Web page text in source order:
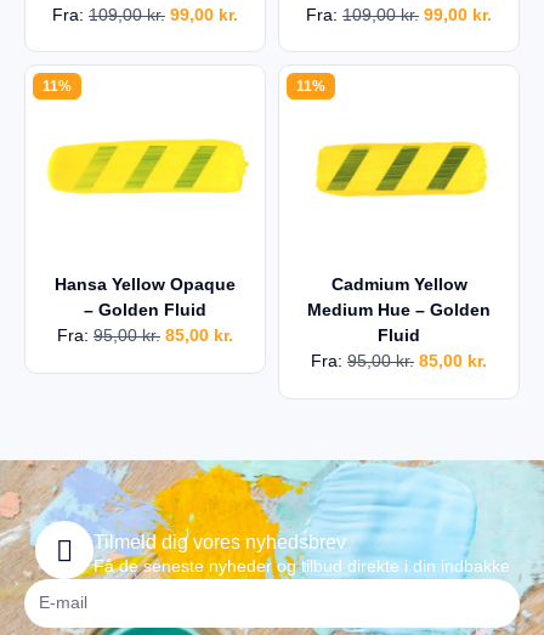
Fra: 109,00kr. 99,00 kr.
Fra: 109,00kr. 99,00 kr.
11%
Hansa Yellow Opaque
– Golden Fluid
Fra: 95,00kr. 85,00 kr.
11%
Cadmium Yellow
Medium Hue – Golden
Fluid
Fra: 95,00kr. 85,00 kr.
Tilmeld dig vores nyhedsbrev
Få de seneste nyheder og tilbud direkte i din indbakke